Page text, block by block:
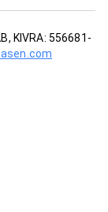
KIVRA: 556681-